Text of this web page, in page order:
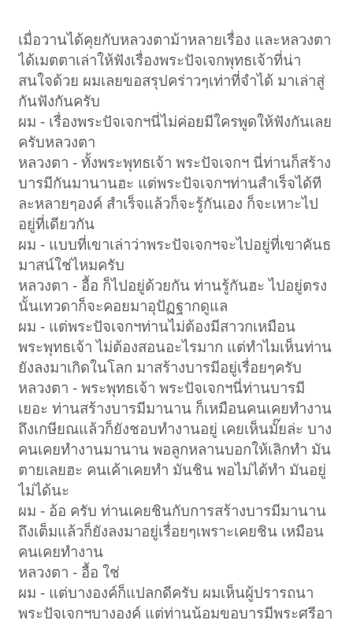
เมื่อวานได้คุยกับหลวงตาม้าหลายเรื่อง และหลวงตา
ได้เมตตาเล่าให้ฟังเรื่องพระปัจเจกพุทธเจ้าที่น่า
สนใจด้วย ผมเลยขอสรุปคร่าวๆเท่าที่จำได้ มาเล่าสู่
กันฟังกันครับ
ผม - เรื่องพระปัจเจกฯนี่ไม่ค่อยมีใครพูดให้ฟังกันเลย
ครับหลวงตา
หลวงตา - ทั้งพระพุทธเจ้า พระปัจเจกฯ นี่ท่านก็สร้าง
บารมีกันมานานฮะ แต่พระปัจเจกฯท่านสำเร็จได้ที
ละหลายๆองค์ สำเร็จแล้วก็จะรู้กันเอง ก็จะเหาะไป
อยู่ที่เดียวกัน
ผม - แบบที่เขาเล่าว่าพระปัจเจกฯจะไปอยู่ที่เขาคันธ
มาสน์ใช่ไหมครับ
หลวงตา - อื้อ ก็ไปอยู่ด้วยกัน ท่านรู้กันฮะ ไปอยู่ตรง
นั้นเทวดาก็จะคอยมาอุปัฏฐากดูแล
ผม - แต่พระปัจเจกฯท่านไม่ต้องมีสาวกเหมือน
พระพุทธเจ้า ไม่ต้องสอนอะไรมาก แต่ทำไมเห็นท่าน
ยังลงมาเกิดในโลก มาสร้างบารมีอยู่เรื่อยๆครับ
หลวงตา - พระพุทธเจ้า พระปัจเจกฯนี่ท่านบารมี
เยอะ ท่านสร้างบารมีมานาน ก็เหมือนคนเคยทำงาน
ถึงเกษียณแล้วก็ยังชอบทำงานอยู่ เคยเห็นมั๊ยล่ะ บาง
คนเคยทำงานมานาน พอลูกหลานบอกให้เลิกทำ มัน
ตายเลยฮะ คนเค้าเคยทำ มันชิน พอไม่ได้ทำ มันอยู่
ไม่ได้นะ
ผม - อ้อ ครับ ท่านเคยชินกับการสร้างบารมีมานาน
ถึงเต็มแล้วก็ยังลงมาอยู่เรื่อยๆเพราะเคยชิน เหมือน
คนเคยทำงาน
หลวงตา - อื้อ ใช่
ผม - แต่บางองค์ก็แปลกดีครับ ผมเห็นผู้ปรารถนา
พระปัจเจกฯบางองค์ แต่ท่านน้อมขอบารมีพระศรีอา